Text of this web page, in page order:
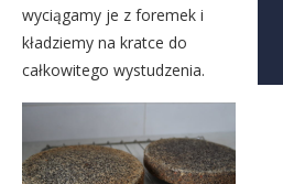
wyciągamy je z foremek i
kładziemy na kratce do
całkowitego wystudzenia.